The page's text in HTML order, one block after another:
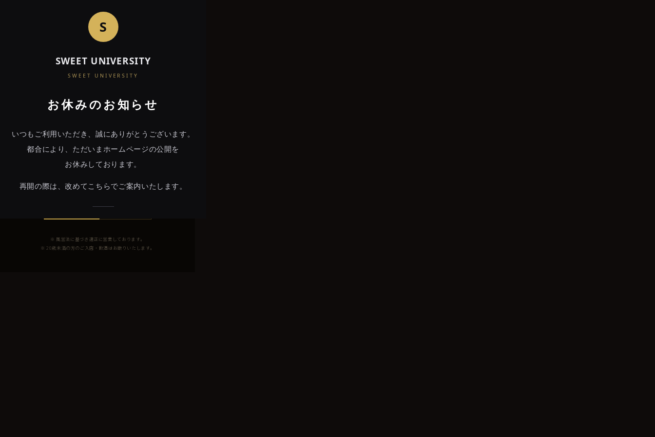
S
SWEET UNIVERSITY
SWEET UNIVERSITY
お休みのお知らせ
いつもご利用いただき、誠にありがとうございます。
都合により、ただいまホームページの公開を
お休みしております。
再開の際は、改めてこちらでご案内いたします。
SWEET
PREMIUM LOUNGE
あなたは20歳以上ですか？
当店は20歳未満の方の
※ 風営法に基づき適正に営業しております。
※ 20歳未満の方のご入店・飲酒はお断りいたします。